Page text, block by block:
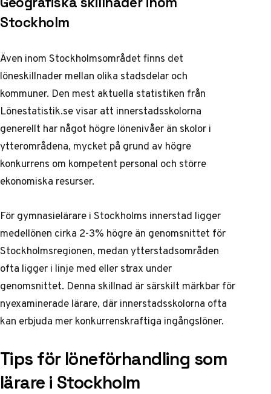
Stockholm
Även inom Stockholmsområdet finns det
löneskillnader mellan olika stadsdelar och
kommuner. Den mest aktuella statistiken från
Lönestatistik.sevisar att innerstadsskolorna
generellt har något högre lönenivåer än skolor i
ytterområdena, mycket på grund av högre
konkurrens om kompetent personal och större
ekonomiska resurser.
För gymnasielärare i Stockholms innerstad ligger
medellönen cirka 2-3% högre än genomsnittet för
Stockholmsregionen, medan ytterstadsområden
ofta ligger i linje med eller strax under
genomsnittet. Denna skillnad är särskilt märkbar för
nyexaminerade lärare, där innerstadsskolorna ofta
kan erbjuda mer konkurrenskraftiga ingångslöner.
Tips för löneförhandling som
lärare i Stockholm